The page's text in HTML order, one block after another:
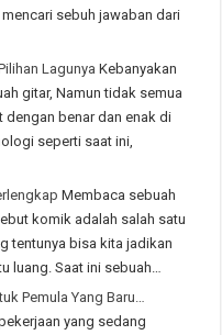
sebuh jawaban dari
Lagunya Kebanyakan
gitar, Namun tidak semua
benar dan enak di
seperti saat ini,
Membaca sebuah
komik adalah salah satu
tentunya bisa kita jadikan
luang. Saat ini sebuah…
Pemula Yang Baru…
yang sedang